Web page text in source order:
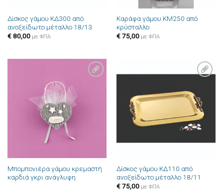
Δίσκος γάμου ΚΔ300 από
ανοξείδωτο μέταλλο 18/13
€80,00 με ΦΠΑ
Καράφα γάμου ΚΜ250 από
κρύσταλλο
€75,00 με ΦΠΑ
επιθυμιών
Μπομπονιέρα γάμου κρεμαστή
καρδιά γκρι ανάγλυφη
στην λίστα
επιθυμιών
Δίσκος γάμου ΚΔ110 από
ανοξείδωτο μέταλλο 18/11
€75,00 με ΦΠΑ